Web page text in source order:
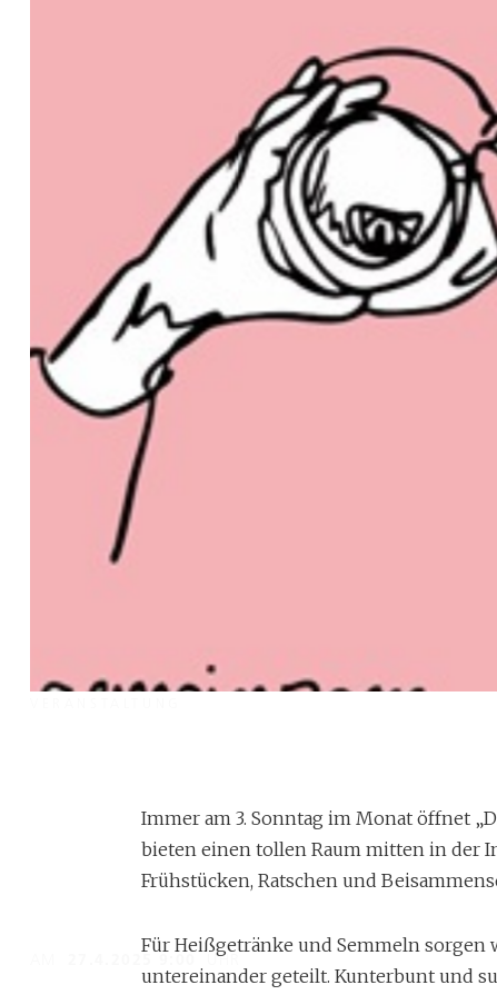
Heute heißt es wieder zwischen 9 und 13 Uhr
UHR
Immer am 3. Sonntag im Monat öffnet
bieten einen tollen Raum mitten in der
Frühstücken, Ratschen und
Für Heißgetränke und Semmeln
untereinander geteilt. Kunterbunt und